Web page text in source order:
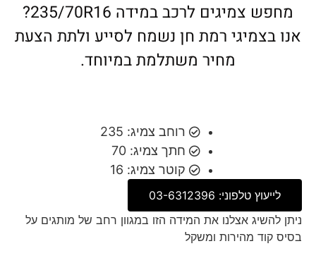
מחפש צמיגים לרכב במידה 235/70R16?
אנו בצמיגי רמת חן נשמח לסייע ולתת הצעת
מחיר משתלמת במיוחד.
רוחב צמיג: 235
חתך צמיג: 70
קוטר צמיג: 16
לייעוץ טלפוני: 03-6312396
ניתן להשיג אצלנו את המידה הזו במגוון רחב של מותגים על
בסיס קוד מהירות ומשקל